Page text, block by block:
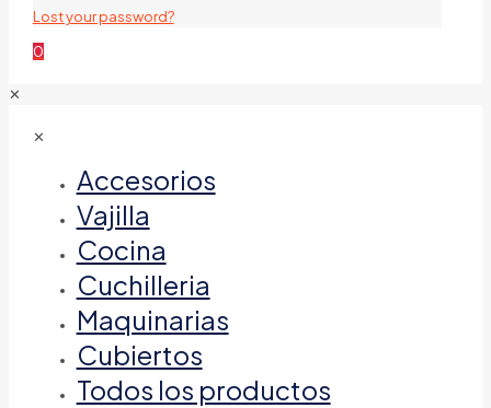
Lost your password?
0
✕
✕
Accesorios
Vajilla
Cocina
Cuchilleria
Maquinarias
Cubiertos
Todos los productos